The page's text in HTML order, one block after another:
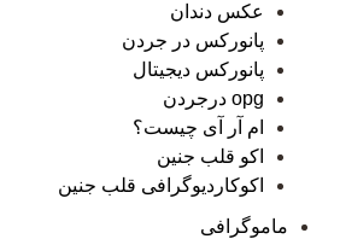
عکس دندان
پانورکس در جردن
پانورکس دیجیتال
opg درجردن
ام آر آی چیست؟
اکو قلب جنین
اکوکاردیوگرافی قلب جنین
ماموگرافی